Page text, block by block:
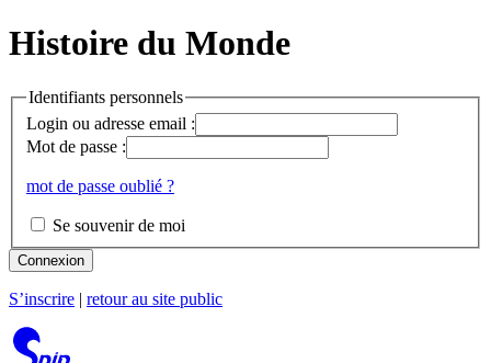
Histoire du Monde
Identifiants personnels
Login ou adresse email :
Mot de passe :
mot de passe oublié ?
Se souvenir de moi
Connexion
S’inscrire retour au site public